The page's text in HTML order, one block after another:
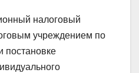
налоговый
учреждением по
постановке